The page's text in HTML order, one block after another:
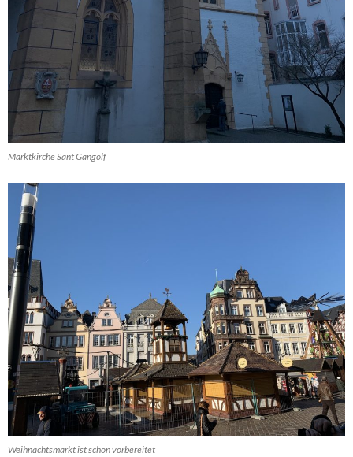
Marktkirche Sant Gangolf
Weihnachtsmarkt ist schon vorbereitet